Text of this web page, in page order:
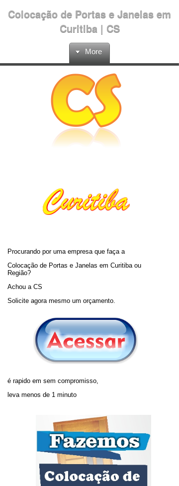
Colocação de Portas e Janelas em
Curitiba | CS
More
Procurando por uma empresa que faça a
Colocação de Portas e Janelas em Curitiba ou
Região?
Achou a CS
Solicite agora mesmo um orçamento.
é rapido em sem compromisso,
leva menos de 1 minuto